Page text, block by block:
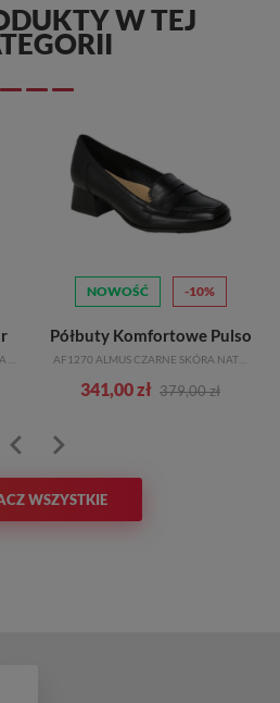
W TEJ
NOWOŚĆ -10%
Półbuty Komfortowe Pulso
AF1270 ALMUS CZARNE SKÓRA NATURALNA
341,00 zł 379,00 zł
WSZYSTKIE